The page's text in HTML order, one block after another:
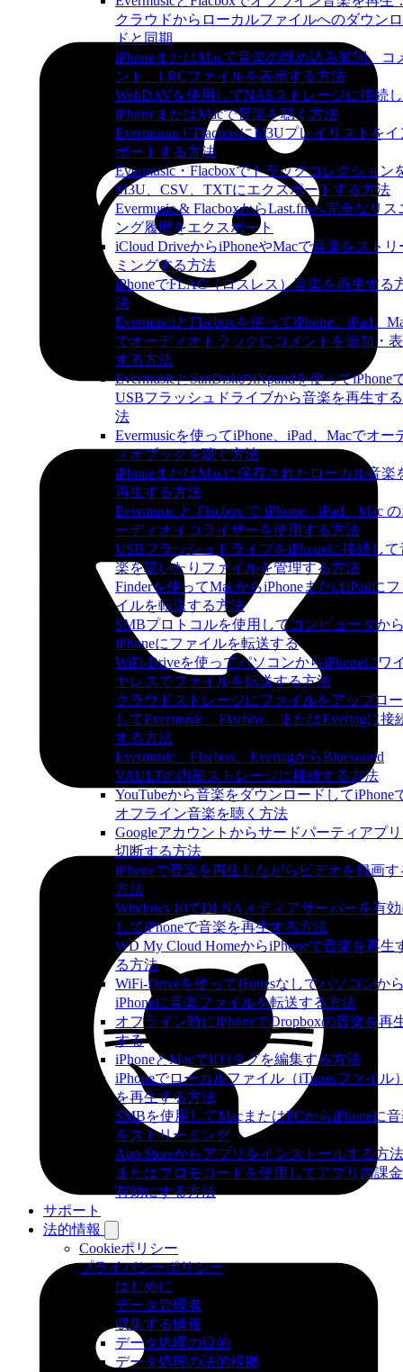
クラウドからローカルファイルへのダウン
ドと同期
iPhoneまたはMacで音楽の埋め込み歌詞、コ
ント、LRCファイルを表示する方法
WebDAVを使用してNASストレージに接続
iPhoneまたはMacで音楽を聴く方法
EvermusanドFlacboxにM3Uプレイリストをイ
ポートする方法
Evermusic・Flacboxでトラックコレクション
M3U、CSV、TXTにエクスポートする方法
Evermusic & FlacboxからLast.fmへ完全なリス
ング履歴をエクスポート
iCloud DriveからiPhoneやMacで音楽をストリ
ミングする方法
iPhoneでFLAC（ロスレス）音楽を再生する
法
EvermusciとFlacboxを使ってiPhone、iPad、
でオーディオトラックにコメントを追加・
する方法
EvermusicとSanDiskのiXpandを使ってiPhone
USBフラッシュドライブから音楽を再生す
法
Evermusicを使ってiPhone、iPad、Macでオー
ィオブックを聴く方法
iPhoneまたはMacに保存されたローカル音楽
再生する方法
Evermusic と Flacbox で iPhone、iPad、Mac
ーディオイコライザーを使用する方法
USBフラッシュドライブをiPhoneに接続して
楽を聴いたりファイルを管理する方法
Finderを使ってMacからiPhoneまたはiPadに
イルを転送する方法
SMBプロトコルを使用してコンピュータか
iPhoneにファイルを転送する
WiFi-Driveを使ってパソコンからiPhoneにワ
ヤレスでファイルを転送する方法
クラウドストレージにファイルをアップロ
してEvermusic、Flacbox、またはEvertagに接
する方法
Evermusic、Flacbox、EvertagからBluesound
VAULTの内部ストレージに接続する方法
YouTubeから音楽をダウンロードしてiPhone
オフライン音楽を聴く方法
Googleアカウントからサードパーティアプ
切断する方法
iPhoneで音楽を再生しながらビデオを録画す
方法
Windows 10でDLNAメディアサーバーを有
してiPhoneで音楽を再生する方法
WD My Cloud HomeからiPhoneで音楽を再生
る方法
WiFi-Driveを使ってiTunesなしでパソコンか
iPhoneに音楽ファイルを転送する方法
オフライン時にiPhoneでDropboxの音楽を再
する
iPhoneとMacでID3タグを編集する方法
iPhoneでローカルファイル（iTunesファイル
を再生する方法
SMBを使用してMacまたはPCからiPhoneに
をストリーミング
App Storeからアプリをインストールする方
またはプロモコードを使用してアプリ内課
有効にする方法
サポート
法的情報
Cookieポリシー
プライバシーポリシー
はじめに
データ管理者
収集する情報
データ処理の目的
データ処理の法的根拠